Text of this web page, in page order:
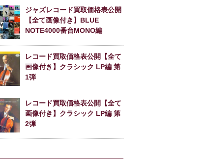
ジャズレコード買取価格表公開
【全て画像付き】BLUE
NOTE4000番台MONO編
レコード買取価格表公開【全て
画像付き】クラシック LP編 第
1弾
レコード買取価格表公開【全て
画像付き】クラシック LP編 第
2弾